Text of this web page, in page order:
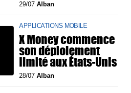
29/07Alban
APPLICATIONS MOBILE
X Money commence
son déploiement
limité aux États-Unis
28/07Alban